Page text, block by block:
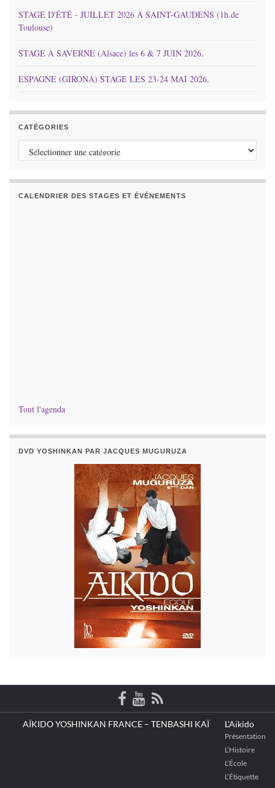
STAGE D'ÉTÉ - JUILLET 2026 À SAINT-GAUDENS (1h.de
Toulouse)
STAGE À SAVERNE (Alsace) les 6 & 7 JUIN 2026.
ESPAGNE (GIRONA) STAGE LES 23-24 MAI 2026.
CATÉGORIES
Catégories
CALENDRIER DES STAGES ET ÉVÉNEMENTS
Tout l'agenda
DVD YOSHINKAN PAR JACQUES MUGURUZA
AÏKIDO YOSHINKAN FRANCE – TENBASHI KAÏ L’Aïkido
Présentation
L’Histoire
L’École
L’Étiquette